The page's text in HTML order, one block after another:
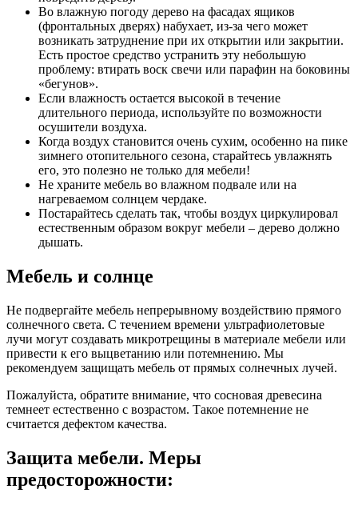
Во влажную погоду дерево на фасадах ящиков
(фронтальных дверях) набухает, из-за чего может
возникать затруднение при их открытии или закрытии.
Есть простое средство устранить эту небольшую
проблему: втирать воск свечи или парафин на боковины
«бегунов».
Если влажность остается высокой в течение
длительного периода, используйте по возможности
осушители воздуха.
Когда воздух становится очень сухим, особенно на пике
зимнего отопительного сезона, старайтесь увлажнять
его, это полезно не только для мебели!
Не храните мебель во влажном подвале или на
нагреваемом солнцем чердаке.
Постарайтесь сделать так, чтобы воздух циркулировал
естественным образом вокруг мебели – дерево должно
дышать.
Мебель и солнце
Не подвергайте мебель непрерывному воздействию прямого
солнечного света. С течением времени ультрафиолетовые
лучи могут создавать микротрещины в материале мебели или
привести к его выцветанию или потемнению. Мы
рекомендуем защищать мебель от прямых солнечных лучей.
Пожалуйста, обратите внимание, что сосновая древесина
темнеет естественно с возрастом. Такое потемнение не
считается дефектом качества.
Защита мебели. Меры
предосторожности: